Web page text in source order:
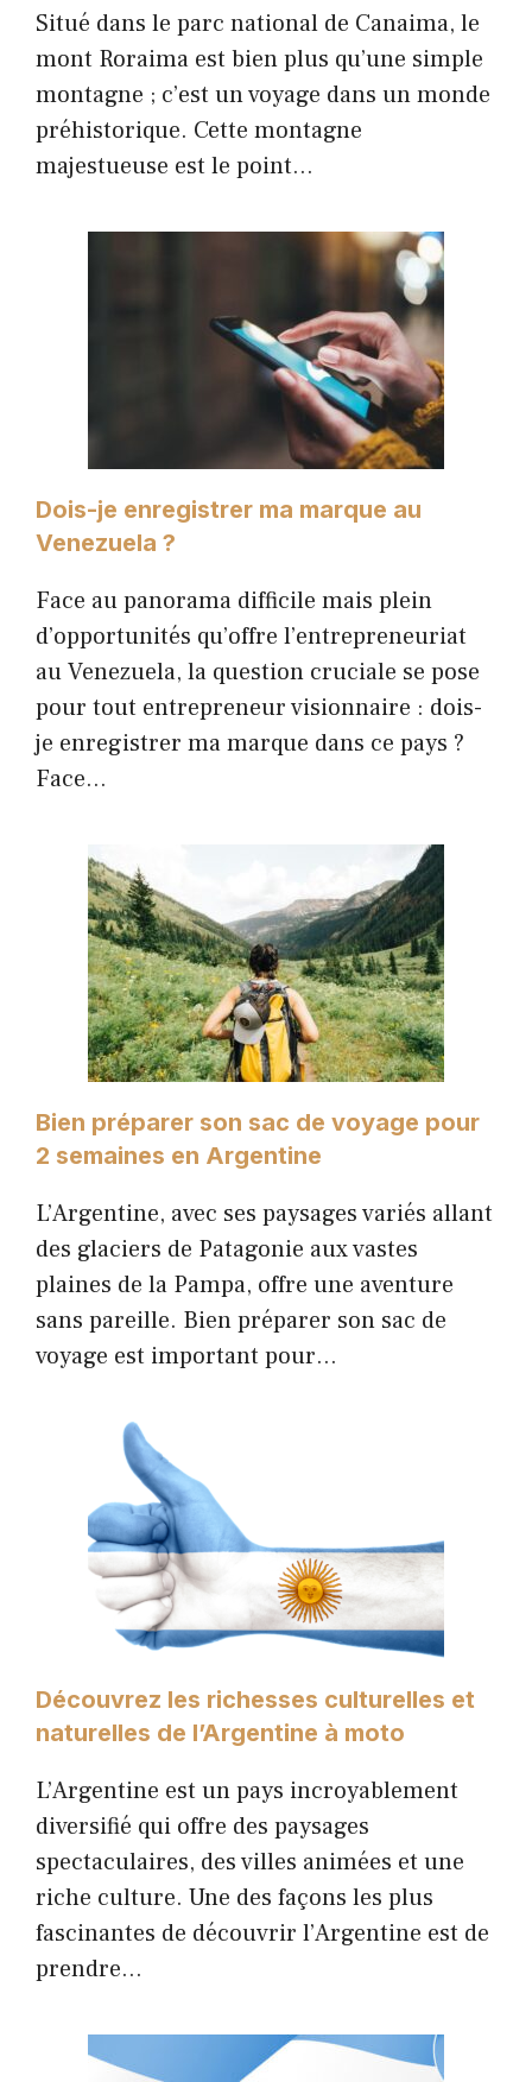
Situé dans le parc national de Canaima, le
mont Roraima est bien plus qu’une simple
montagne ; c’est un voyage dans un monde
préhistorique. Cette montagne
majestueuse est le point…
Dois-je enregistrer ma marque au
Venezuela ?
Face au panorama difficile mais plein
d’opportunités qu’offre l’entrepreneuriat
au Venezuela, la question cruciale se pose
pour tout entrepreneur visionnaire : dois-
je enregistrer ma marque dans ce pays ?
Face…
Bien préparer son sac de voyage pour
2 semaines en Argentine
L’Argentine, avec ses paysages variés allant
des glaciers de Patagonie aux vastes
plaines de la Pampa, offre une aventure
sans pareille. Bien préparer son sac de
voyage est important pour…
Découvrez les richesses culturelles et
naturelles de l’Argentine à moto
L’Argentine est un pays incroyablement
diversifié qui offre des paysages
spectaculaires, des villes animées et une
riche culture. Une des façons les plus
fascinantes de découvrir l’Argentine est de
prendre…